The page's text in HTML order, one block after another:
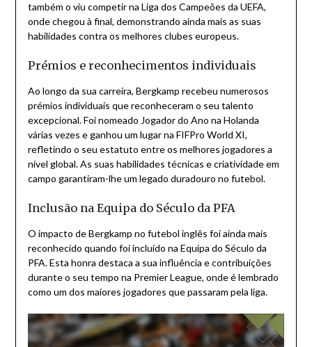
também o viu competir na Liga dos Campeões da UEFA,
onde chegou à final, demonstrando ainda mais as suas
habilidades contra os melhores clubes europeus.
Prémios e reconhecimentos individuais
Ao longo da sua carreira, Bergkamp recebeu numerosos
prémios individuais que reconheceram o seu talento
excepcional. Foi nomeado Jogador do Ano na Holanda
várias vezes e ganhou um lugar na FIFPro World XI,
refletindo o seu estatuto entre os melhores jogadores a
nível global. As suas habilidades técnicas e criatividade em
campo garantiram-lhe um legado duradouro no futebol.
Inclusão na Equipa do Século da PFA
O impacto de Bergkamp no futebol inglês foi ainda mais
reconhecido quando foi incluído na Equipa do Século da
PFA. Esta honra destaca a sua influência e contribuições
durante o seu tempo na Premier League, onde é lembrado
como um dos maiores jogadores que passaram pela liga.